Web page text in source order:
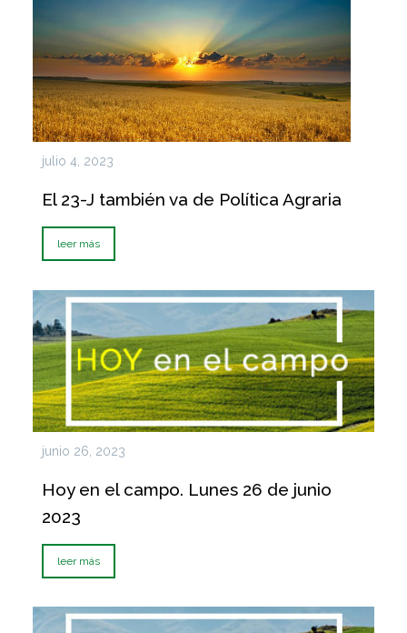
julio 4, 2023
El 23-J también va de Política Agraria
leer más
junio 26, 2023
Hoy en el campo. Lunes 26 de junio
2023
leer más